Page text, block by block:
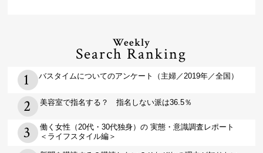
Weekly
Search Ranking
バスタイムについてのアンケート（主婦／2019年／全国）
美容室で指名する？ 指名しない派は36.5％
働く女性（20代・30代独身）の 実態・意識調査レポート
＜ライフスタイル編＞